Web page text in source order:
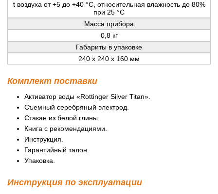
t воздуха от +5 до +40 °С, относительная влажность до 80%
при 25 °С
Масса прибора
0,8 кг
Габариты в упаковке
240 х 240 х 160 мм
Комплект поставки
Активатор воды «Rottinger Silver Titan».
Съемный серебряный электрод.
Стакан из белой глины.
Книга с рекомендациями.
Инструкция.
Гарантийный талон.
Упаковка.
Инструкция по эксплуатации